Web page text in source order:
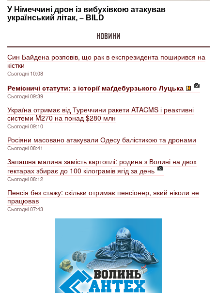
НОВИНИ
Син Байдена розповів, що рак в експрезидента поширився на
кістки
Сьогодні 10:08
Ремісничі статути: з історії маґдебурзького Луцька
Сьогодні 09:39
Україна отримає від Туреччини ракети ATACMS і реактивні
системи M270 на понад $280 млн
Сьогодні 09:10
Росіяни масовано атакували Одесу балістикою та дронами
Сьогодні 08:41
Запашна малина замість картоплі: родина з Волині на двох
гектарах збирає до 100 кілограмів ягід за день
Сьогодні 08:12
Пенсія без стажу: скільки отримає пенсіонер, який ніколи не
працював
Сьогодні 07:43